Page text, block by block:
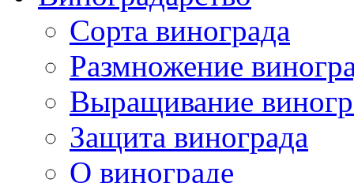
Сорта винограда
Размножение
Выращивание
Защита винограда
О винограде